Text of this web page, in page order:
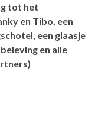
tot het
en Tibo, een
een glaasje
en alle